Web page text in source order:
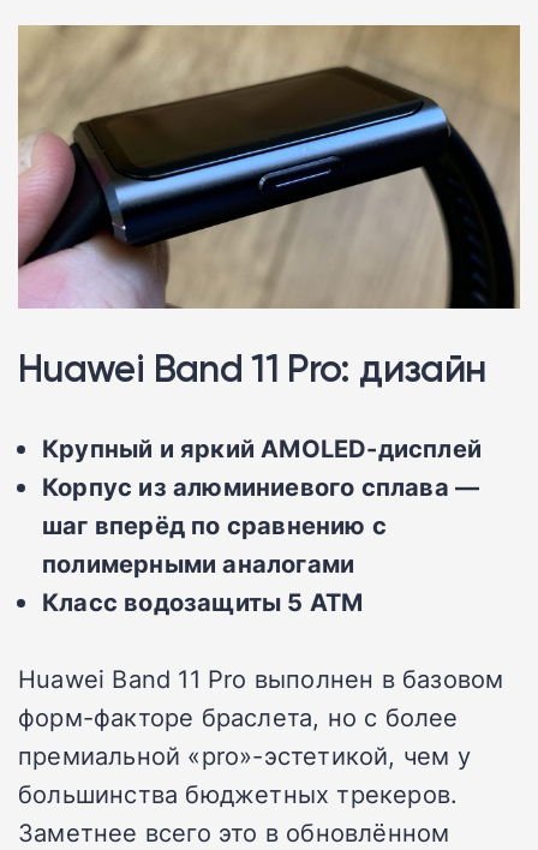
Huawei Band 11 Pro: дизайн
Крупный и яркий AMOLED-дисплей
Корпус из алюминиевого сплава —
шаг вперёд по сравнению с
полимерными аналогами
Класс водозащиты 5 ATM
Huawei Band 11 Pro выполнен в базовом
форм-факторе браслета, но с более
премиальной «pro»-эстетикой, чем у
большинства бюджетных трекеров.
Заметнее всего это в обновлённом